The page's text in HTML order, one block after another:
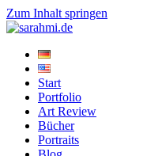
Zum Inhalt springen
Start
Portfolio
Art Review
Bücher
Portraits